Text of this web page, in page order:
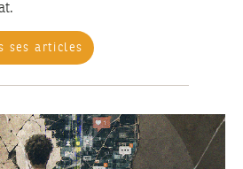
ses articles